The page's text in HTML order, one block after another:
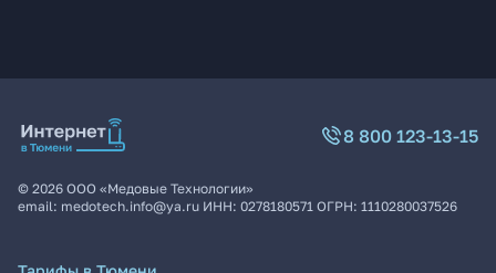
8 800 123-13-15
© 2026 ООО «Медовые Технологии»
email: medotech.info@ya.ru ИНН: 0278180571 ОГРН: 1110280037526